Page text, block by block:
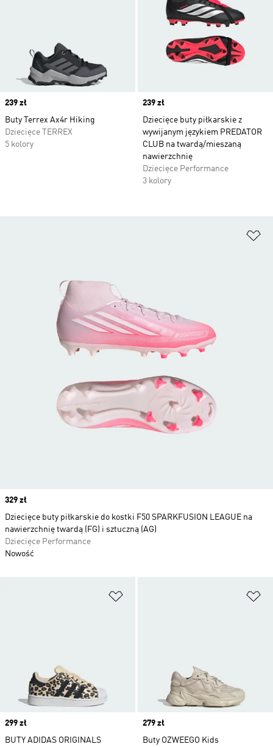
Price
239 zł
Buty Terrex Ax4r Hiking
Dziecięce TERREX
5 kolory
Price
239 zł
Dziecięce buty piłkarskie z
wywijanym językiem PREDATOR
CLUB na twardą/mieszaną
nawierzchnię
Dziecięce Performance
3 kolory
Price
299 zł
BUTY ADIDAS ORIGINALS
Price
279 zł
Buty OZWEEGO Kids
Price
329 zł
Dziecięce buty piłkarskie do kostki F50 SPARKFUSION LEAGUE na
nawierzchnię twardą (FG) i sztuczną (AG)
Dziecięce Performance
Nowość